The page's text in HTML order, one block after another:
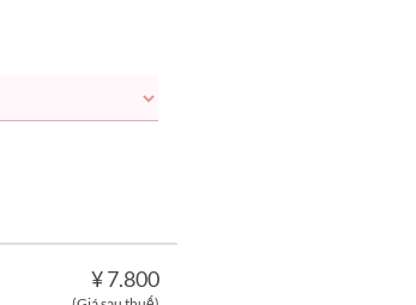
¥ 7.800